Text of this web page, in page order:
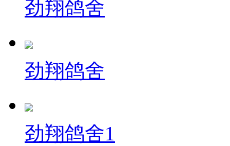
劲翔鸽舍
劲翔鸽舍
劲翔鸽舍1